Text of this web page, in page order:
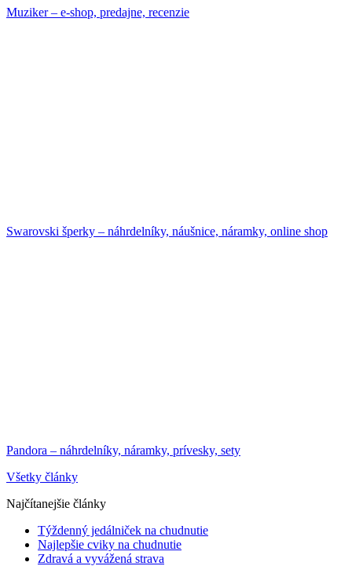
Muziker – e-shop, predajne, recenzie
Swarovski šperky – náhrdelníky, náušnice, náramky, online shop
Pandora – náhrdelníky, náramky, prívesky, sety
Všetky články
Najčítanejšie články
Týždenný jedálniček na chudnutie
Najlepšie cviky na chudnutie
Zdravá a vyvážená strava